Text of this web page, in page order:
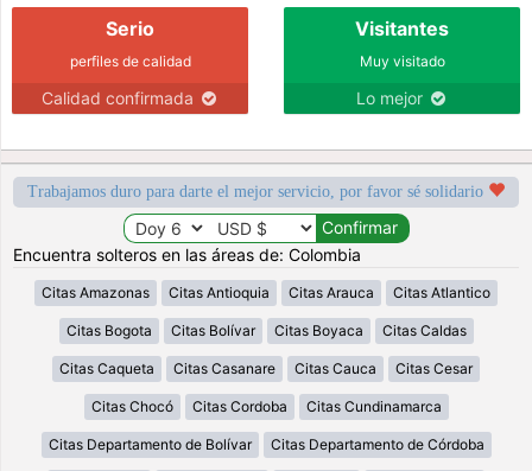
Serio
perfiles de calidad
Calidad confirmada
Visitantes
Muy visitado
Lo mejor
Trabajamos duro para darte el mejor servicio, por favor sé solidario
Encuentra solteros en las áreas de: Colombia
Citas Amazonas Citas Antioquia Citas Arauca Citas Atlantico
Citas Bogota Citas Bolívar Citas Boyaca Citas Caldas
Citas Caqueta Citas Casanare Citas Cauca Citas Cesar
Citas Chocó Citas Cordoba Citas Cundinamarca
Citas Departamento de Bolívar Citas Departamento de Córdoba